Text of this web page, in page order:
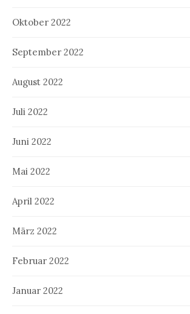
Oktober 2022
September 2022
August 2022
Juli 2022
Juni 2022
Mai 2022
April 2022
März 2022
Februar 2022
Januar 2022